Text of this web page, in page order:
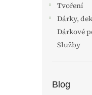
Tvoření
Dárky,
Dárkové
Služby
Blog